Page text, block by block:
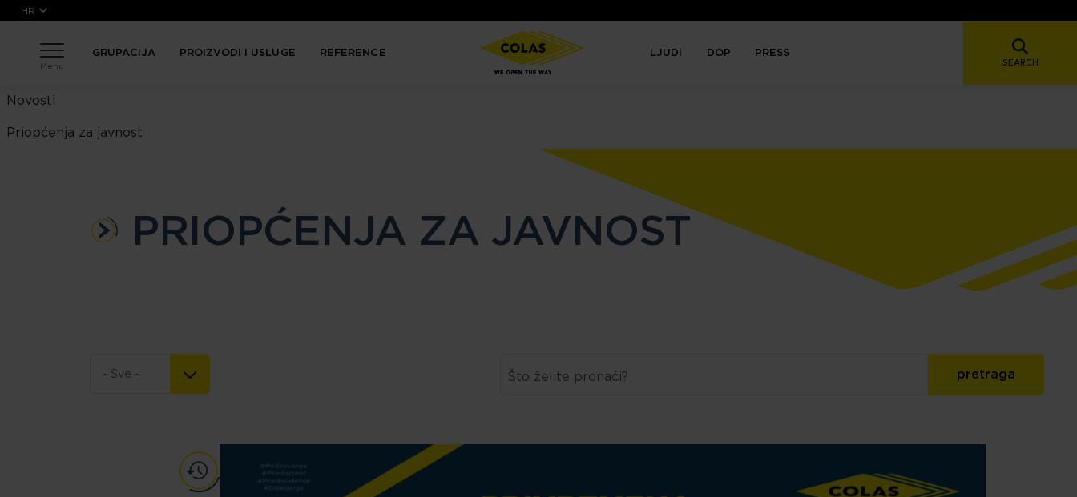
Skoči na glavni sadržaj
Menu
GRUPACIJA PROIZVODI I USLUGE REFERENCE LJUDI DOP PRESS
SEARCH
News menu
Novosti
Priopćenja za javnost
PRIOPĆENJA ZA JAVNOST
- Sve -